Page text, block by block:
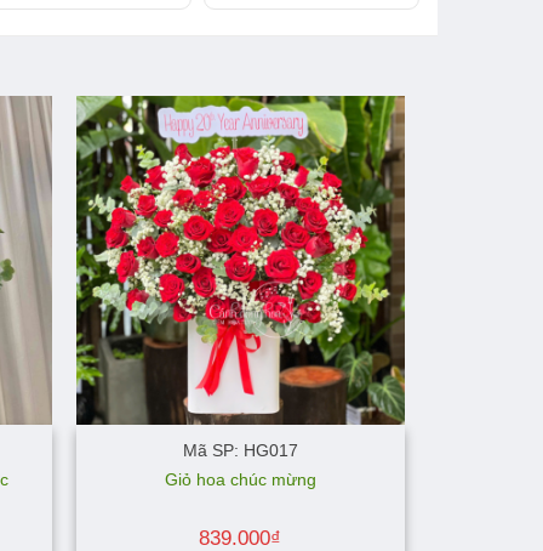
Mã SP: HG017
Giỏ hoa chúc mừng
839.000₫